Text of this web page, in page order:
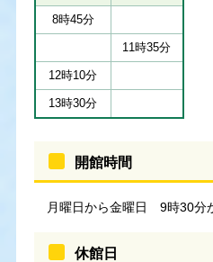
8時45分
11時35分
12時10分
13時30分
開館時間
月曜日から金曜日 9時30分
休館日